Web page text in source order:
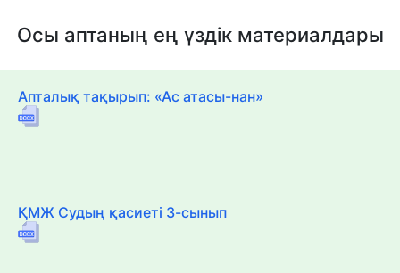
Осы аптаның ең үздік материалдары
Апталық тақырып: «Ас атасы-нан»
ҚМЖ Судың қасиеті 3-сынып